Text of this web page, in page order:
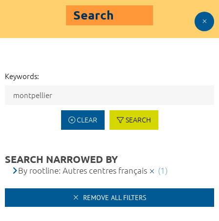
Search
Keywords:
CLEAR SEARCH
SEARCH NARROWED BY
By rootline: Autres centres français (1)
REMOVE ALL FILTERS